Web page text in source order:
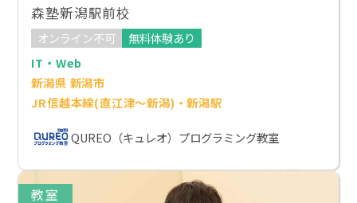
森塾新潟駅前校
オンライン不可
無料体験あり
IT・Web
新潟県 新潟市
JR信越本線(直江津～新潟)・新潟駅
QUREO（キュレオ）プログラミング教室
教室